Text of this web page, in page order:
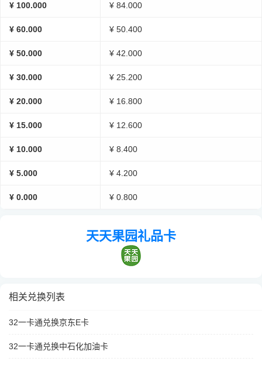
¥ 100.000 ¥ 84.000
¥ 60.000 ¥ 50.400
¥ 50.000 ¥ 42.000
¥ 30.000 ¥ 25.200
¥ 20.000 ¥ 16.800
¥ 15.000 ¥ 12.600
¥ 10.000 ¥ 8.400
¥ 5.000 ¥ 4.200
¥ 0.000 ¥ 0.800
天天果园礼品卡
相关兑换列表
32一卡通兑换京东E卡
32一卡通兑换中石化加油卡